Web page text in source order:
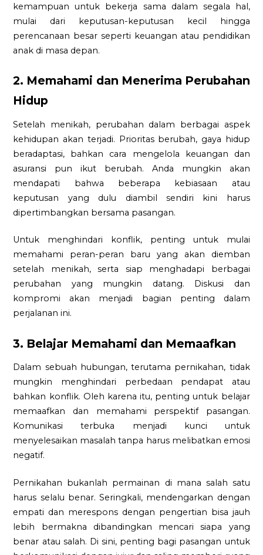
kemampuan untuk bekerja sama dalam segala hal,
mulai dari keputusan-keputusan kecil hingga
perencanaan besar seperti keuangan atau pendidikan
anak di masa depan.
2. Memahami dan Menerima Perubahan
Hidup
Setelah menikah, perubahan dalam berbagai aspek
kehidupan akan terjadi. Prioritas berubah, gaya hidup
beradaptasi, bahkan cara mengelola keuangan dan
asuransi pun ikut berubah. Anda mungkin akan
mendapati bahwa beberapa kebiasaan atau
keputusan yang dulu diambil sendiri kini harus
dipertimbangkan bersama pasangan.
Untuk menghindari konflik, penting untuk mulai
memahami peran-peran baru yang akan diemban
setelah menikah, serta siap menghadapi berbagai
perubahan yang mungkin datang. Diskusi dan
kompromi akan menjadi bagian penting dalam
perjalanan ini.
3. Belajar Memahami dan Memaafkan
Dalam sebuah hubungan, terutama pernikahan, tidak
mungkin menghindari perbedaan pendapat atau
bahkan konflik. Oleh karena itu, penting untuk belajar
memaafkan dan memahami perspektif pasangan.
Komunikasi terbuka menjadi kunci untuk
menyelesaikan masalah tanpa harus melibatkan emosi
negatif.
Pernikahan bukanlah permainan di mana salah satu
harus selalu benar. Seringkali, mendengarkan dengan
empati dan merespons dengan pengertian bisa jauh
lebih bermakna dibandingkan mencari siapa yang
benar atau salah. Di sini, penting bagi pasangan untuk